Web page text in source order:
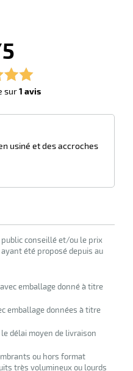
sur1 avis
usiné et des accroches
conseillé et/ou le prix
été proposé depuis au
emballage donné à titre
emballage données à titre
délai moyen de livraison
ou hors format
très volumineux ou lourds